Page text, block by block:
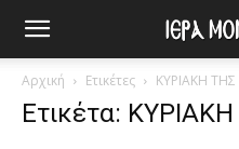
Αρχική Ετικέτες ΚΥΡΙΑΚΗ
Ετικέτα: